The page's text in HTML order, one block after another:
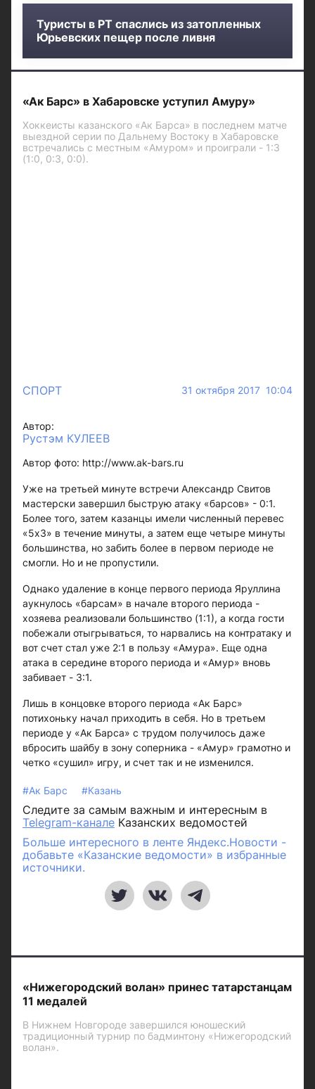
Туристы в РТ спаслись из затопленных
Юрьевских пещер после ливня
«Ак Барс» в Хабаровске уступил Амуру»
Хоккеисты казанского «Ак Барса» в последнем матче
выездной серии по Дальнему Востоку в Хабаровске
встречались с местным «Амуром» и проиграли - 1:3
(1:0, 0:3, 0:0).
СПОРТ 31 октября 2017 10:04
Автор:
Рустэм КУЛЕЕВ
Автор фото: http://www.ak-bars.ru
Уже на третьей минуте встречи Александр Свитов
мастерски завершил быструю атаку «барсов» - 0:1.
Более того, затем казанцы имели численный перевес
«5х3» в течение минуты, а затем еще четыре минуты
большинства, но забить более в первом периоде не
смогли. Но и не пропустили.
Однако удаление в конце первого периода Яруллина
аукнулось «барсам» в начале второго периода -
хозяева реализовали большинство (1:1), а когда гости
побежали отыгрываться, то нарвались на контратаку и
вот счет стал уже 2:1 в пользу «Амура». Еще одна
атака в середине второго периода и «Амур» вновь
забивает - 3:1.
Лишь в концовке второго периода «Ак Барс»
потихоньку начал приходить в себя. Но в третьем
периоде у «Ак Барса» с трудом получилось даже
вбросить шайбу в зону соперника - «Амур» грамотно и
четко «сушил» игру, и счет так и не изменился.
#Ак Барс #Казань
Следите за самым важным и интересным в
Telegram-канале Казанских ведомостей
Больше интересного в ленте Яндекс.Новости -
добавьте «Казанские ведомости» в избранные
источники.
«Нижегородский волан» принес татарстанцам
11 медалей
В Нижнем Новгороде завершился юношеский
традиционный турнир по бадминтону «Нижегородский
волан».